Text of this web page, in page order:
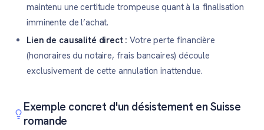
maintenu une certitude trompeuse quant à la finalisation
imminente de l’achat.
Lien de causalité direct : Votre perte financière
(honoraires du notaire, frais bancaires) découle
exclusivement de cette annulation inattendue.
Exemple concret d'un désistement en Suisse
romande